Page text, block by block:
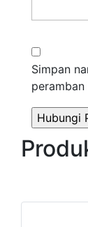
Simpan